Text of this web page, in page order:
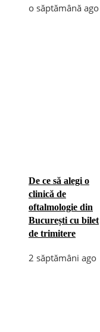
o săptămână ago
De ce să alegi o
clinică de
oftalmologie din
București cu bilet
de trimitere
2 săptămâni ago